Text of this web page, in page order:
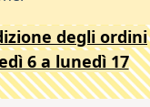
degli ordini
6 a lunedì 17